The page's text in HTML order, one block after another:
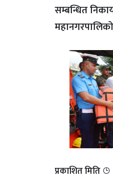
सम्बन्धित
प्रकाशित मिति